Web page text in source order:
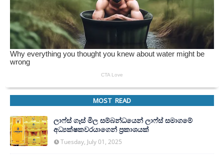
MOST READ
ලාෆ්ස් ගෑස් මිල සම්බන්ධයෙන් ලාෆ්ස් සමාගමේ
අධ්‍යක්ෂකවරයාගෙන් ප්‍රකාශයක්
Tuesday, July 01, 2025